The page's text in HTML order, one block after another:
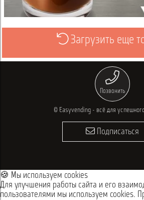
Просмотреть
Загрузить еще
Позвонить
© Easyvending - всё для
Подписаться
🍪 Мы используем cookies
Для улучшения работы сайта и его
пользователями мы используем cookies.